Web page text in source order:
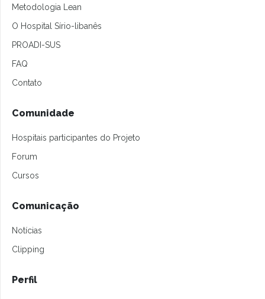
Metodologia Lean
O Hospital Sírio-libanês
PROADI-SUS
FAQ
Contato
Comunidade
Hospitais participantes do Projeto
Forum
Cursos
Comunicação
Notícias
Clipping
Perfil